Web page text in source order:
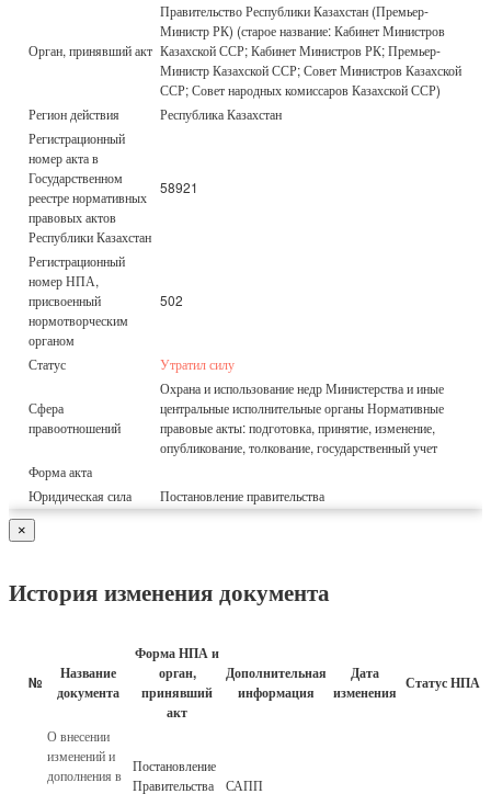
Орган, принявший акт
Правительство Республики Казахстан (Премьер-
Министр РК) (старое название: Кабинет Министров
Казахской ССР; Кабинет Министров РК; Премьер-
Министр Казахской ССР; Совет Министров Казахской
ССР; Совет народных комиссаров Казахской ССР)
Регион действия
Республика Казахстан
Регистрационный
номер акта в
Государственном
реестре нормативных
правовых актов
Республики Казахстан
58921
Регистрационный
номер НПА,
присвоенный
нормотворческим
органом
502
Статус Утратил силу
Сфера
правоотношений
Охрана и использование недр Министерства и иные
центральные исполнительные органы Нормативные
правовые акты: подготовка, принятие, изменение,
опубликование, толкование, государственный учет
Форма акта
Юридическая сила
Постановление правительства
×
История изменения документа
№
Название
документа
Форма НПА и
орган,
принявший
акт
Дополнительная
информация
Дата
изменения Статус НПА
О внесении
изменений и
дополнения в
Постановление
Правительства
САПП